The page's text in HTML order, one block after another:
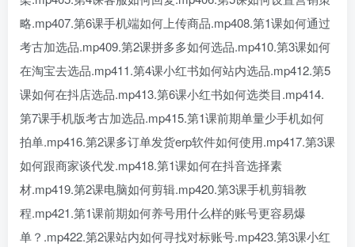
略.mp407.第6课手机端如何上传商品.mp408.第1课如何通过
考古加选品.mp409.第2课拼多多如何选品.mp410.第3课如何
在淘宝去选品.mp411.第4课小红书如何站内选品.mp412.第5
课如何在抖店选品.mp413.第6课小红书如何选类目.mp414.
第7课手机版考古加选品.mp415.第1课前期单量少手机如何
拍单.mp416.第2课多订单发货erp软件如何使用.mp417.第3课
如何跟商家谈代发.mp418.第1课如何在抖音选择素
材.mp419.第2课电脑如何剪辑.mp420.第3课手机剪辑教
程.mp421.第1课前期如何养号用什么样的账号更容易爆
单？.mp422.第2课站内如何寻找对标账号.mp423.第3课小红